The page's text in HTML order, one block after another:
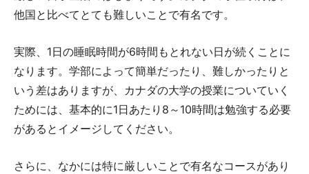
他国と比べてとても難しいことで有名です。
実際、1日の睡眠時間が6時間もとれない日が続くことに
なります。学部によって簡単だったり、難しかったりと
いう差はありますが、カナダの大学の授業についていく
ためには、基本的に1日あたり8～10時間は勉強する必要
があるとイメージしてください。
さらに、なかには特に厳しいことで有名なコースがあり